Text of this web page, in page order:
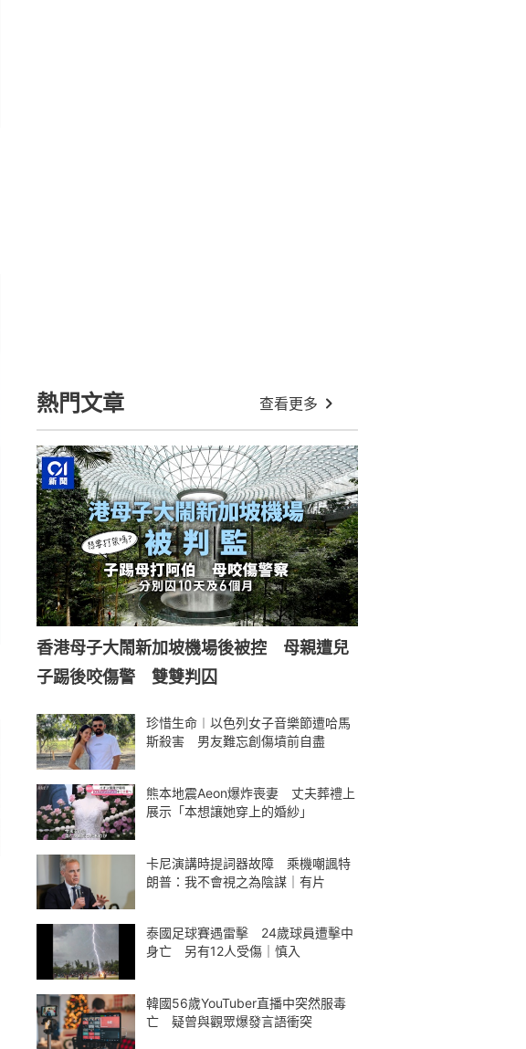
身亡 另有12人受傷｜慎入
韓國56歲YouTuber直播中突然服毒
亡 疑曾與觀眾爆發言語衝突
De Beers坦承誤判培育鑽石威脅 天
然鑽價暴跌 慘虧1.13億美元
中國粉絲泰國機場追星遭拒登機事
件 泰外長籲中方使館勿激化矛盾